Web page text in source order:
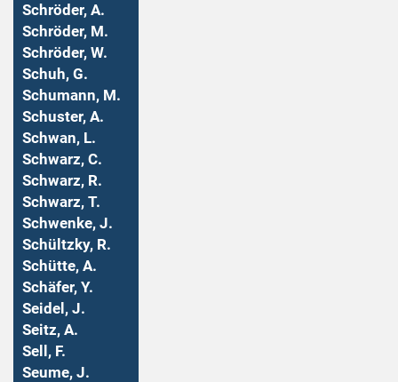
Schröder, A.
Schröder, M.
Schröder, W.
Schuh, G.
Schumann, M.
Schuster, A.
Schwan, L.
Schwarz, C.
Schwarz, R.
Schwarz, T.
Schwenke, J.
Schültzky, R.
Schütte, A.
Schäfer, Y.
Seidel, J.
Seitz, A.
Sell, F.
Seume, J.